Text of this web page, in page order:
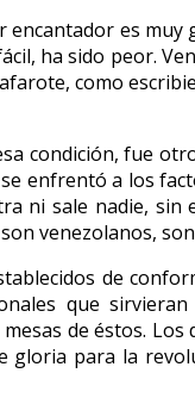
es
ha sido peor.
como
condición, fue
enfrentó a los
ni sale nadie,
venezolanos,
de
que
de éstos.
para la